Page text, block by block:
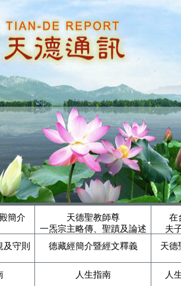
簡介
天德聖教師尊
一炁宗主略傳、聖蹟及論述
在
夫
守則
德藏經簡介暨經文釋義 天德
人生指南 人